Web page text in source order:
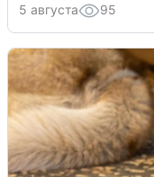
5 августа 95